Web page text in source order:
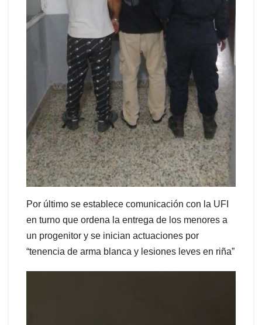
Por último se establece comunicación con la UFI
en turno que ordena la entrega de los menores a
un progenitor y se inician actuaciones por
“tenencia de arma blanca y lesiones leves en riña”